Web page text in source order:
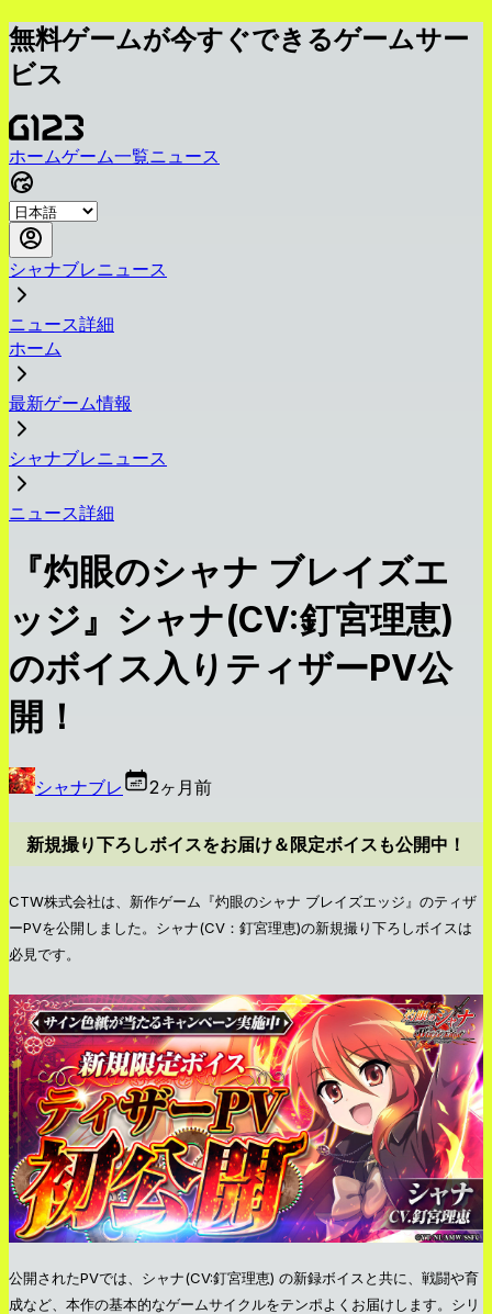
無料ゲームが今すぐできるゲームサー
ビス
ホームゲーム一覧ニュース
シャナブレニュース
ニュース詳細
ホーム
最新ゲーム情報
シャナブレニュース
ニュース詳細
『灼眼のシャナ ブレイズエ
ッジ』シャナ(CV:釘宮理恵)
のボイス入りティザーPV公
開！
シャナブレ 2ヶ月前
新規撮り下ろしボイスをお届け＆限定ボイスも公開中！
CTW株式会社は、新作ゲーム『灼眼のシャナ ブレイズエッジ』のティザ
ーPVを公開しました。シャナ(CV：釘宮理恵)の新規撮り下ろしボイスは
必見です。
公開されたPVでは、シャナ(CV:釘宮理恵) の新録ボイスと共に、戦闘や育
成など、本作の基本的なゲームサイクルをテンポよくお届けします。シリ